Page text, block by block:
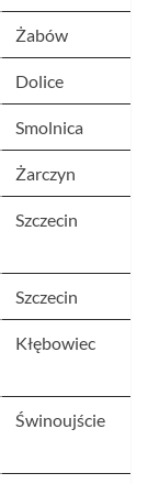
Żabów
Dolice
Smolnica
Żarczyn
Szczecin
Szczecin
Kłębowiec
Świnoujście